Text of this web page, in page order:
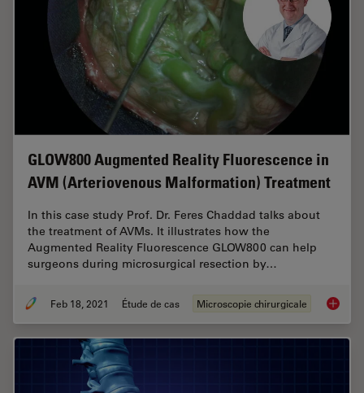
GLOW800 Augmented Reality Fluorescence in
AVM (Arteriovenous Malformation) Treatment
In this case study Prof. Dr. Feres Chaddad talks about
the treatment of AVMs. It illustrates how the
Augmented Reality Fluorescence GLOW800 can help
surgeons during microsurgical resection by…
Feb 18, 2021 Étude de cas Microscopie chirurgicale